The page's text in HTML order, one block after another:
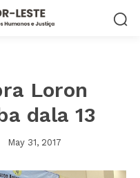
Loron
dala 13
May 31, 2017